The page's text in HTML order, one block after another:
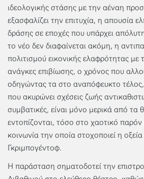
ιδεολογικής στάσης με την αέναη
εξασφαλίζει την επιτυχία, η απουσία
δράσης σε εποχές που υπάρχει
το νέο δεν διαφαίνεται ακόμη, η
πολιτισμού εικονικής ελαφρότητας με
ανάγκες επιβίωσης, ο χρόνος που
οδηγώντας τα στο αναπόφευκτο
που ακυρώνει σχέσεις ζωής
συμβατικές, είναι μόνο μερικά από τα
εντοπίζονται, τόσο στο χαοτικό
κοινωνία την οποία στοχοποιεί η
Γκριμπογέντοφ.
Η παράσταση σηματοδοτεί την